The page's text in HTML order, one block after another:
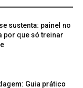
sustenta: painel no
por que só treinar
Guia prático